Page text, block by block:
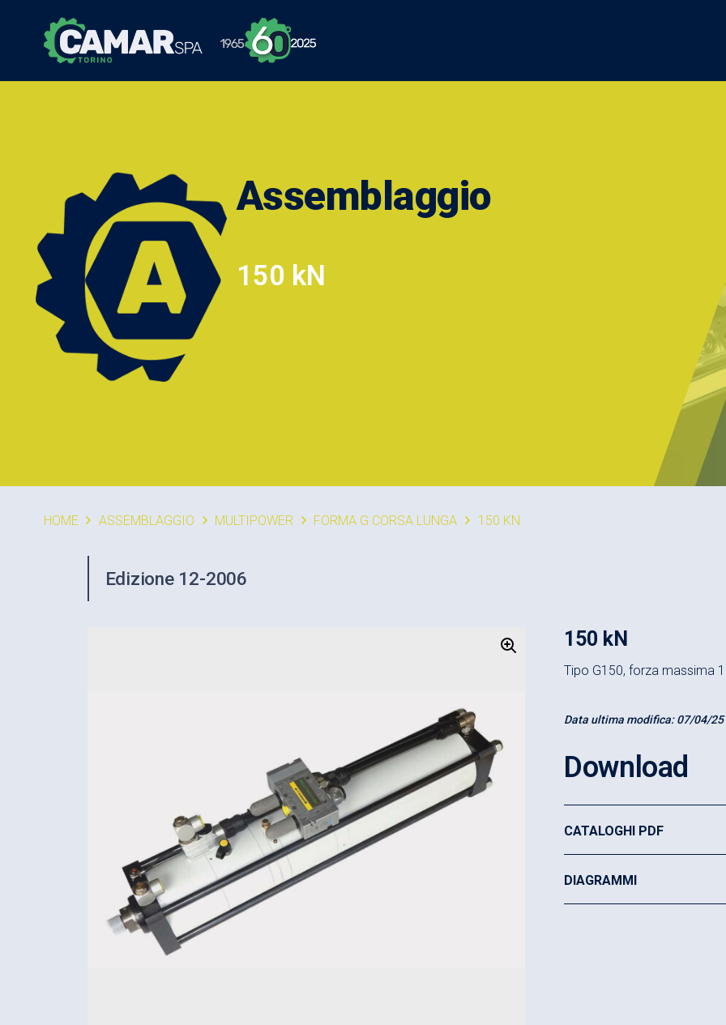
Assemblaggio
150 kN
HOME ASSEMBLAGGIO MULTIPOWER FORMA G CORSA LUNGA 150 KN
Edizione 12-2006
150 kN
Tipo G150, forza massima
Data ultima modifica:07/04/25
Download
CATALOGHI PDF
DIAGRAMMI